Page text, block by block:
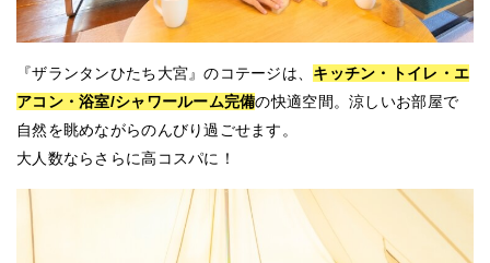
『ザランタンひたち大宮』のコテージは、 キッチン・トイレ・エ
アコン・浴室/シャワールーム完備の快適空間。涼しいお部屋で
自然を眺めながらのんびり過ごせます。
大人数ならさらに高コスパに！